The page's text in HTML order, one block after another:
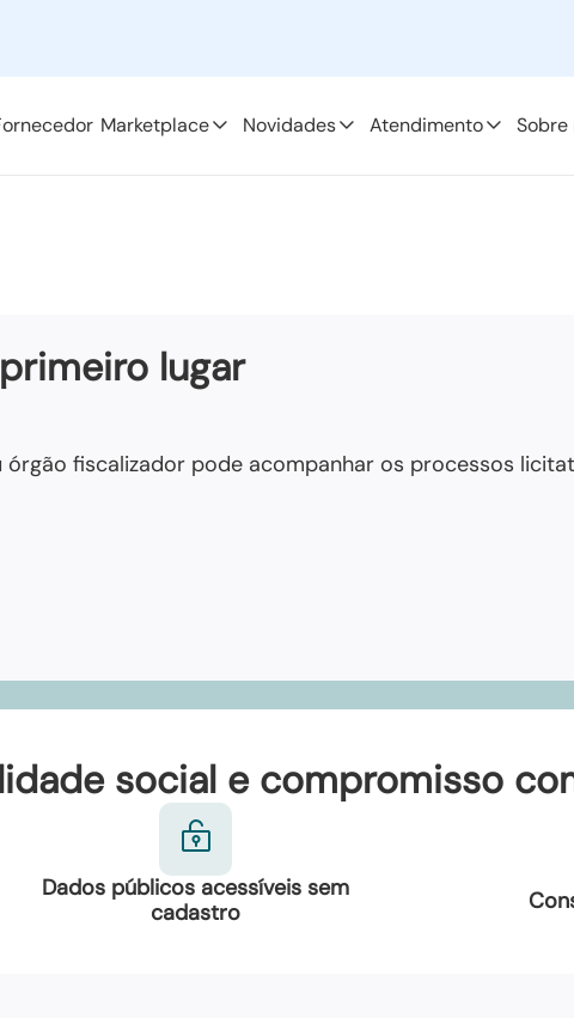
Marketplace Novidades Atendimento Sobre
lugar
fiscalizador pode acompanhar os processos
social e compromisso
Dados públicos acessíveis sem
cadastro